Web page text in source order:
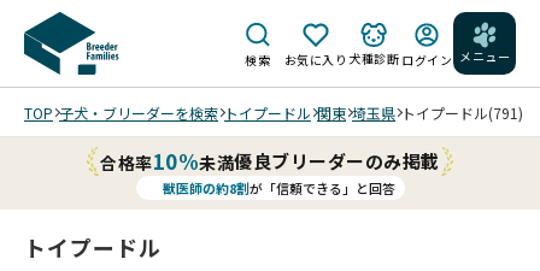
検索 お気に入り 犬種診断 ログイン メニュー
TOP 子犬・ブリーダーを検索 トイプードル 関東 埼玉県 トイプードル(791)
合格率10%未満優良ブリーダーのみ掲載
獣医師の約8割が「信頼できる」と回答
トイプードル